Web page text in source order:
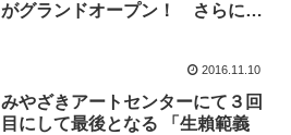
がグランドオープン！ さらに東
2016.11.10
みやざきアートセンターにて３回
目にして最後となる 「生賴範義